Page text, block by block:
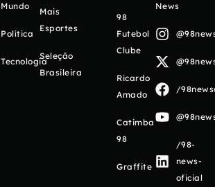
Mundo
Política
Tecnologia
Mais
Esportes
Seleção
Brasileira
98
Futebol
Clube
Ricardo
Amado
Catimba
98
Graffite
News
/
/98-
news-
oficial